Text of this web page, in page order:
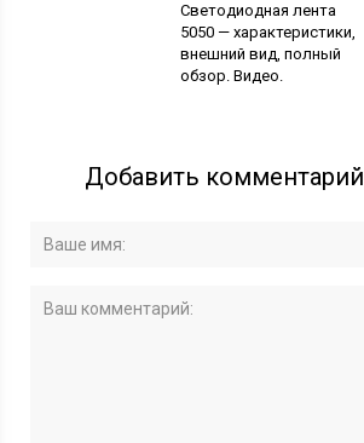
Светодиодная лента
5050 — характеристики,
внешний вид, полный
обзор. Видео.
Добавить комментарий